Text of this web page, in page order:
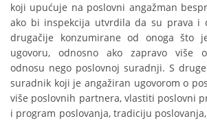
koji upućuje na poslovni angažman
ako bi inspekcija utvrdila da su prava i
drugačije konzumirane od onoga što
ugovoru, odnosno ako zapravo više
odnosu nego poslovnoj suradnji. S
suradnik koji je angažiran ugovorom o
više poslovnih partnera, vlastiti poslovni
i program poslovanja, tradiciju